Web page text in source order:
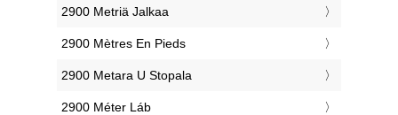
‎2900 Metriä Jalkaa
‎2900 Mètres En Pieds
‎2900 Metara U Stopala
‎2900 Méter Láb